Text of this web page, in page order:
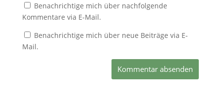
Benachrichtige mich über nachfolgende
Kommentare via E-Mail.
Benachrichtige mich über neue Beiträge via E-
Mail.